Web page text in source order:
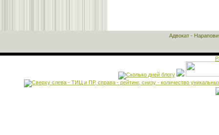
Адвокат -